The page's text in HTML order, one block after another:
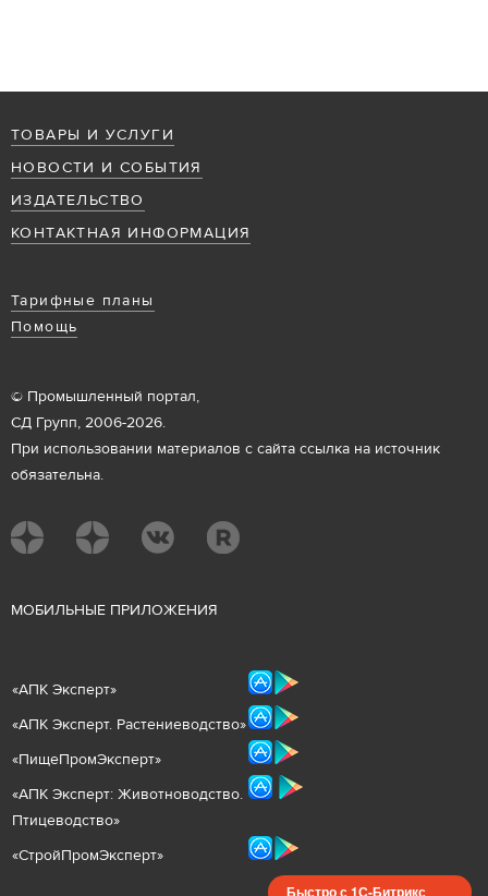
ТОВАРЫ И УСЛУГИ
НОВОСТИ И СОБЫТИЯ
ИЗДАТЕЛЬСТВО
КОНТАКТНАЯ ИНФОРМАЦИЯ
Тарифные планы
Помощь
© Промышленный портал,
СД Групп, 2006-2026.
При использовании материалов с сайта ссылка на источник
обязательна.
МОБИЛЬНЫЕ ПРИЛОЖЕНИЯ
«АПК Эксперт»
«АПК Эксперт. Растениеводство»
«ПищеПромЭксперт»
«АПК Эксперт: Животноводство.
Птицеводство»
«СтройПромЭксперт»
Быстро с 1С-Битрикс